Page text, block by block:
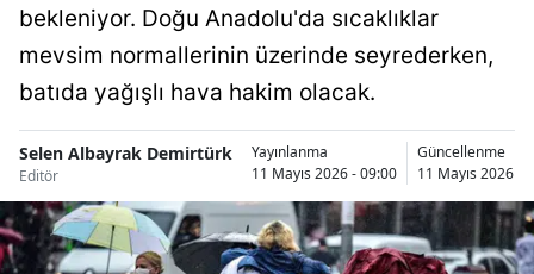
Balıkesir
Bilecik
Bitlis
Bolu
Burdur
bekleniyor. Doğu Anadolu'da sıcaklıklar
mevsim normallerinin üzerinde seyrederken,
batıda yağışlı hava hakim olacak.
Selen Albayrak Demirtürk
Editör
Yayınlanma
11 Mayıs 2026 - 09:00
Güncellenme
11 Mayıs 2026 -